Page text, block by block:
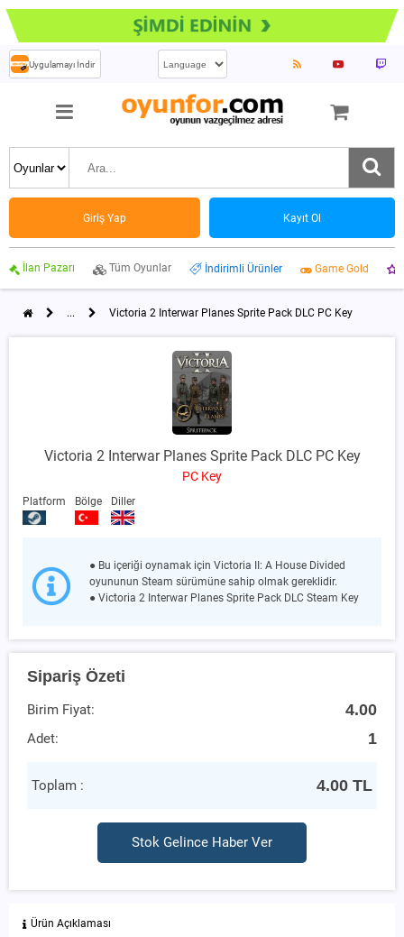
Uygulamayı İndir
Giriş Yap Kayıt Ol
İlan Pazarı Tüm Oyunlar İndirimli Ürünler Game Gold
... Victoria 2 Interwar Planes Sprite Pack DLC PC Key
Victoria 2 Interwar Planes Sprite Pack DLC PC Key
PC Key
Platform Bölge Diller
● Bu içeriği oynamak için Victoria II: A House Divided
oyununun Steam sürümüne sahip olmak gereklidir.
● Victoria 2 Interwar Planes Sprite Pack DLC Steam Key
Sipariş Özeti
Birim Fiyat: 4.00
Adet: 1
Toplam : 4.00 TL
Stok Gelince Haber Ver
Ürün Açıklaması